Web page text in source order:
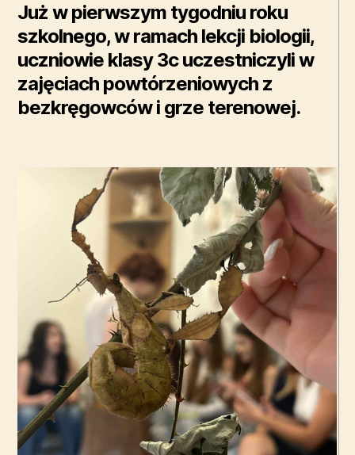
Już w pierwszym tygodniu roku
szkolnego, w ramach lekcji biologii,
uczniowie klasy 3c uczestniczyli w
zajęciach powtórzeniowych z
bezkręgowców i grze terenowej.